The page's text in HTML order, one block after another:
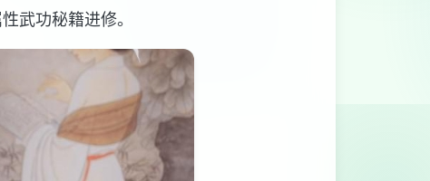
武功秘籍进修。